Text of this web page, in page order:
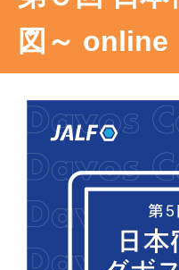
図～ online